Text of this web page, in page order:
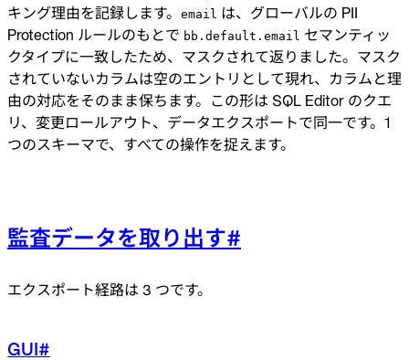
キング理由を記録します。 email は、グローバルの PII
Protection ルールのもとで bb.default.email セマンティッ
クタイプに一致したため、マスクされて返りました。マスク
されていないカラムは空のエントリとして現れ、カラムと理
由の対応をそのまま保ちます。この形は SQL Editor のクエ
リ、変更ロールアウト、データエクスポートで同一です。1
つのスキーマで、すべての操作を捉えます。
監査データを取り出す#
エクスポート経路は 3 つです。
GUI#